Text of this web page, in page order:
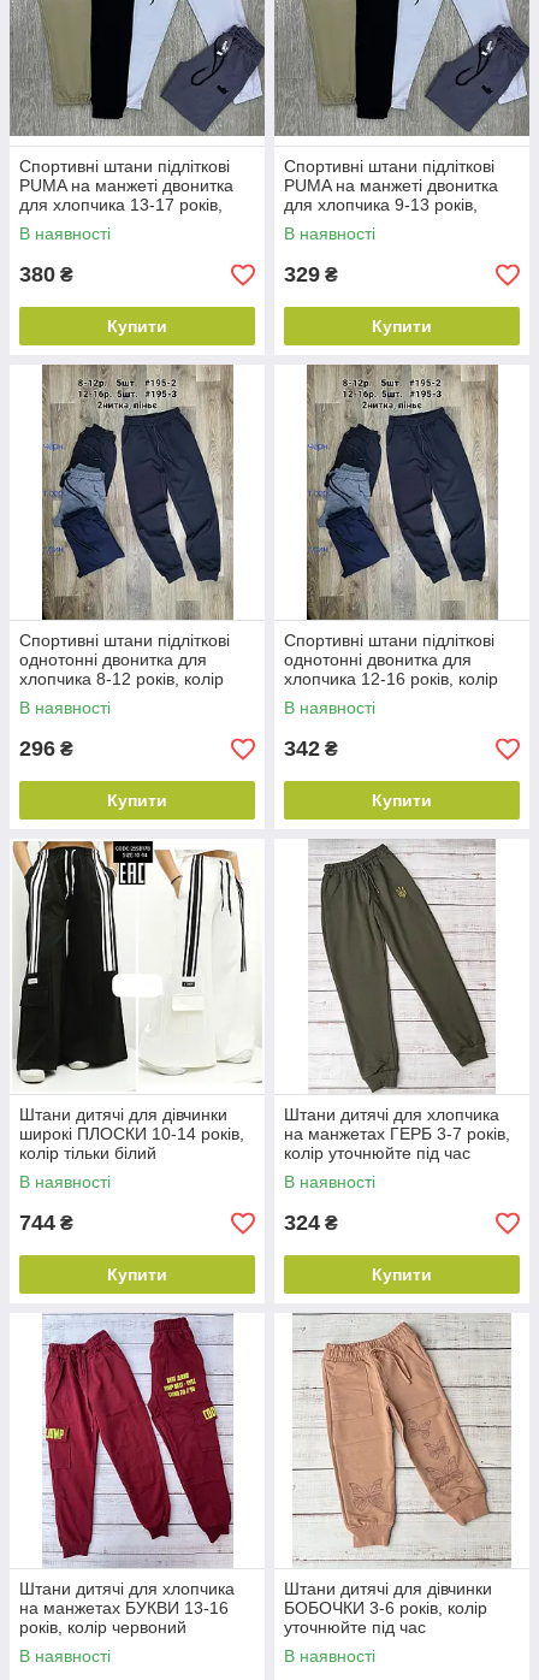
Спортивні штани підліткові
PUMA на манжеті двонитка
для хлопчика 13-17 років,
колір уточнюйте під час
замовлення
В наявності
380 ₴
Купити
Спортивні штани підліткові
PUMA на манжеті двонитка
для хлопчика 9-13 років,
колір уточнюйте під час
замовлення
В наявності
329 ₴
Купити
Спортивні штани підліткові
однотонні двонитка для
хлопчика 8-12 років, колір
уточнюйте під час
замовлення
В наявності
296 ₴
Купити
Спортивні штани підліткові
однотонні двонитка для
хлопчика 12-16 років, колір
уточнюйте під час
замовлення
В наявності
342 ₴
Купити
Штани дитячі для дівчинки
широкі ПЛОСКИ 10-14 років,
колір тільки білий
В наявності
744 ₴
Купити
Штани дитячі для хлопчика
на манжетах ГЕРБ 3-7 років,
колір уточнюйте під час
замовлення
В наявності
324 ₴
Купити
Штани дитячі для хлопчика
на манжетах БУКВИ 13-16
років, колір червоний
В наявності
Штани дитячі для дівчинки
БОБОЧКИ 3-6 років, колір
уточнюйте під час
замовлення
В наявності